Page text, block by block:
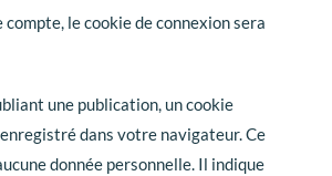
le cookie de connexion sera
une publication, un cookie
dans votre navigateur. Ce
donnée personnelle. Il indique